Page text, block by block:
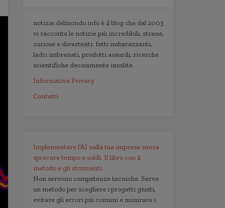
notizie.delmondo.info è il blog che dal 2003
vi racconta le notizie più incredibili, strane,
curiose e divertenti: fatti imbarazzanti,
ladri imbranati, prodotti assurdi, ricerche
scientifiche decisamente insolite.
Informativa Privacy
Contatti
Implementare l'AI nella tua impresa senza
sprecare tempo e soldi. Il libro con il
metodo e gli strumenti.
Non servono competenze tecniche. Serve
un metodo per scegliere i progetti giusti,
evitare gli errori più comuni e misurare i